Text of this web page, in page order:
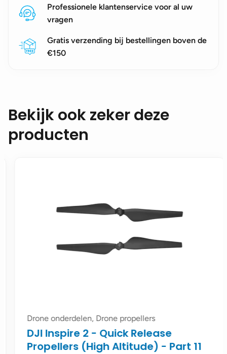
Professionele klantenservice voor al uw
vragen
Gratis verzending bij bestellingen boven de
€150
Bekijk ook zeker deze
producten
Drone onderdelen, Drone propellers
DJI Inspire 2 - Quick Release
Propellers (High Altitude) - Part 11